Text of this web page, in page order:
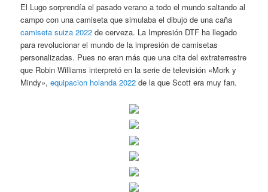
El Lugo sorprendía el pasado verano a todo el mundo saltando al
campo con una camiseta que simulaba el dibujo de una caña
camiseta suiza 2022 de cerveza. La Impresión DTF ha llegado
para revolucionar el mundo de la impresión de camisetas
personalizadas. Pues no eran más que una cita del extraterrestre
que Robin Williams interpretó en la serie de televisión «Mork y
Mindy»,equipacion holanda 2022 de la que Scott era muy fan.